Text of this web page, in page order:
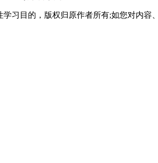
习目的，版权归原作者所有;如您对内容